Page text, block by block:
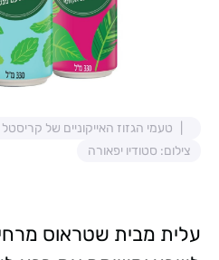
טעמי הגזוז האייקוניים של
צילום: סטודיו יפאורה
עלית מבית שטראוס